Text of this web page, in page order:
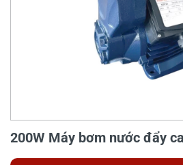
200W Máy bơm nước đẩy